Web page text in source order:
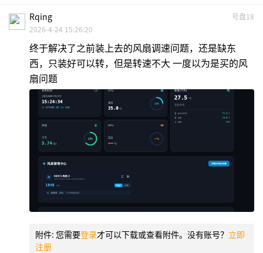
号盘18
Rqing
2026-4-24 15:26:20
终于解决了之前装上去的风扇调速问题，还是缺东
西，只装好可以转，但是转速不大 一度以为是买的风
扇问题
附件: 您需要登录才可以下载或查看附件。没有账号？ 立即
注册